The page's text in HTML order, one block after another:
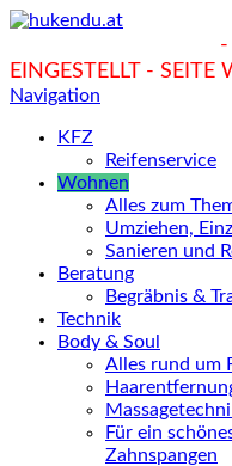
-
EINGESTELLT -
Navigation
KFZ
Reifenservice
Wohnen
Alles zum
Umziehen,
Sanieren und
Beratung
Begräbnis &
Technik
Body & Soul
Alles rund um
Für ein
Zahnspangen